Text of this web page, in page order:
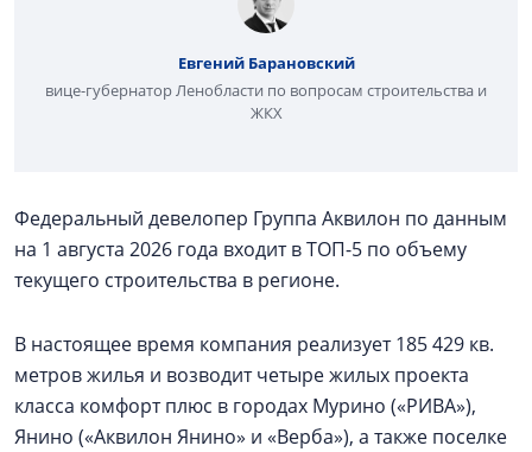
Евгений Барановский
вице-губернатор Ленобласти по вопросам строительства и
ЖКХ
Федеральный девелопер Группа Аквилон по данным
на 1 августа 2026 года входит в ТОП-5 по объему
текущего строительства в регионе.
В настоящее время компания реализует 185 429 кв.
метров жилья и возводит четыре жилых проекта
класса комфорт плюс в городах Мурино («РИВА»),
Янино («Аквилон Янино» и «Верба»), а также поселке